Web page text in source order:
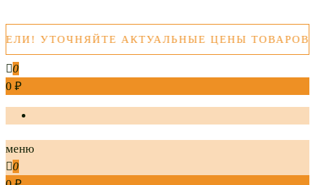
УТОЧНЯЙТЕ АКТУАЛЬНЫЕ ЦЕНЫ ТОВАРОВ
0
0 ₽
меню
0